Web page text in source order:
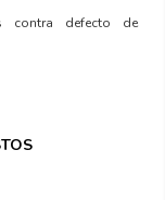
contra defecto de